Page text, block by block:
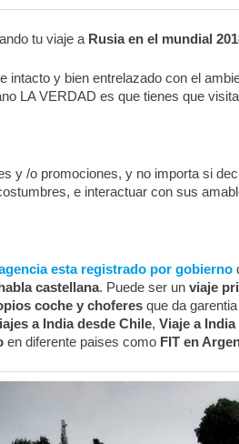
tu viaje a Rusia en el mundial
y bien entrelazado con el
LA VERDAD es que tienes que
y /o ​promociones​, y no importa si
e interactuar con sus
esta registrado por gobierno
castellana. Puede ser unviaje
coche y choferes que da
a India desde Chile,Viaje a
en diferente paises como FIT en